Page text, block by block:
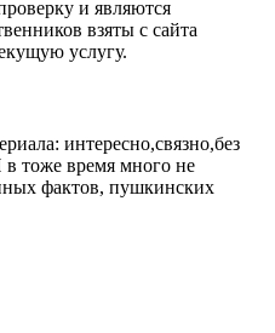
и являются
взяты с сайта
услугу.
интересно,связно,без
тоже время много не
фактов, пушкинских